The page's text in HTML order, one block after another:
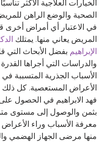
الخيارات العلاجية الأكثر
الصحية والوضع الراهن
في الاعتبار أي أمراض أخرى
المريض يعاني منها. يمتلك
الإبراهيم بفضل الأبحاث التي
والدراسات التي أجراها
الأسباب الجذرية المتسببة
الأعراض المستعصية. كل ذلك
فهد الابراهيم في الحصول على
بثمن والوصول إلى مستوى
معرفة الأسباب وراء الأعراض
منها مرضى الجهاز الهضمي